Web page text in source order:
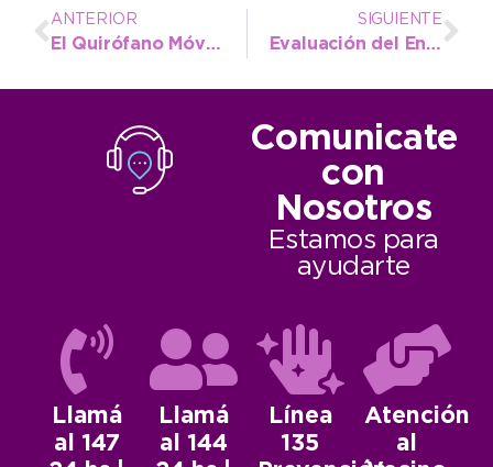
ANTERIOR
El Quirófano Móvil superó el centenar de castraciones la semana pasada
SIGUIENTE
Evaluación del Ente Vial tras los primeros meses de trabajo en conjunto con el municipio
Comunicate
con
Nosotros
Estamos para
ayudarte
Llamá
al 147
Llamá
al 144
Línea
135
Atención
al